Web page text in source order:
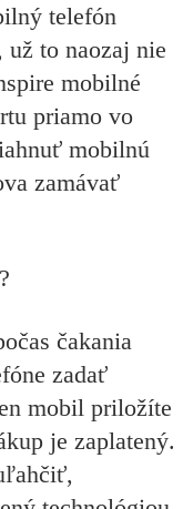
telefón
už to naozaj nie
mobilné
priamo vo
mobilnú
zamávať
čakania
zadať
mobil priložíte
je zaplatený.